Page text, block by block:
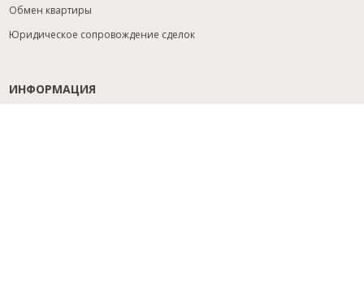
Обмен квартиры
Юридическое сопровождение сделок
ИНФОРМАЦИЯ